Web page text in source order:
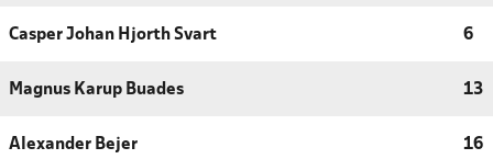
Casper Johan Hjorth Svart 6
Magnus Karup Buades 13
Alexander Bejer 16